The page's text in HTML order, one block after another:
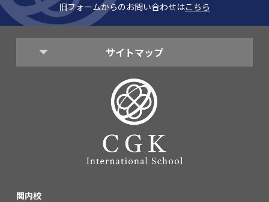
旧フォームからのお問い合わせはこちら
サイトマップ
関内校